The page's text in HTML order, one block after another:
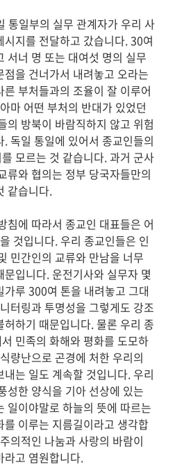
통일부의 실무 관계자가 우리 사
지를 전달하고 갔습니다. 30여
서너 명 또는 대여섯 명의 실무
을 건너가서 내려놓고 오라는
부처들과의 조율이 잘 이루어
마 어떤 부처의 반대가 있었던
의 방북이 바람직하지 않고 위험
독일 통일에 있어서 종교인들의
모르는 것 같습니다. 과거 군사
류와 협의는 정부 당국자들만의
같습니다.
침에 따라서 종교인 대표들은 어
것입니다. 우리 종교인들은 인
민간인의 교류와 만남을 너무
입니다. 운전기사와 실무자 몇
루 300여 톤을 내려놓고 그대
터링과 투명성을 그렇게도 강조
하기 때문입니다. 물론 우리 종
민족의 화해와 평화를 도모하
량난으로 곤경에 처한 우리의
는 일도 계속할 것입니다. 우리
성한 양식을 기아 선상에 있는
일이야말로 하늘의 뜻에 따르는
이루는 지름길이라고 생각합
의적인 나눔과 사랑의 바람이
라고 염원합니다.